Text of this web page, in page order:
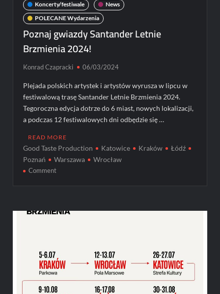
Koncerty/festiwale
News
POLECANE Wydarzenia
Poznaj gwiazdy Santander Letnie
Brzmienia 2024!
Konrad Czapracki 06/03/2024
Plejada polskich artystek i artystów wyrusza w lipcu w
festiwalową trasę Santander Letnie Brzmienia 2024.
Tegoroczna edycja dotrze do 6 miast, nowych lokalizacji,
a podczas 12 festiwalowych dni odbędzie się …
READ MORE
Good Taste Production Katowice Kraków
Łódź
Poznań
Warszawa Wrocław
Commenton
Letnie